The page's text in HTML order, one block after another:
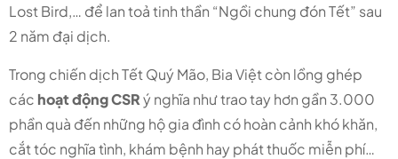
Lost Bird,… để lan toả tinh thần “Ngồi chung đón Tết” sau
2 năm đại dịch.
Trong chiến dịch Tết Quý Mão, Bia Việt còn lồng ghép
các hoạt động CSRý nghĩa nhưtrao tay hơn gần 3.000
phần quà đến những hộ gia đình có hoàn cảnh khó khăn,
cắt tóc nghĩa tình, khám bệnh hay phát thuốc miễn phí…